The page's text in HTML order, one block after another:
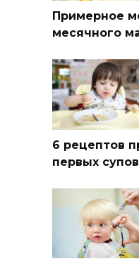
Примерное
месячного
6 рецептов
первых